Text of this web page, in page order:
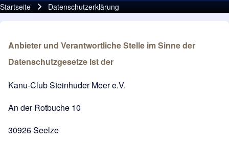
Pfadnavigation
Startseite Datenschutzerklärung
Anbieter und Verantwortliche Stelle im Sinne der
Datenschutzgesetze ist der
Kanu-Club Steinhuder Meer e.V.
An der Rotbuche 10
30926 Seelze